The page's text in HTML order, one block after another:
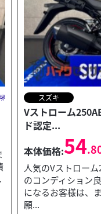
スズキ
GSX-8T 2026モ
129
こちらの車両が気
お問い合わせお願
談・売約済となっ
来...